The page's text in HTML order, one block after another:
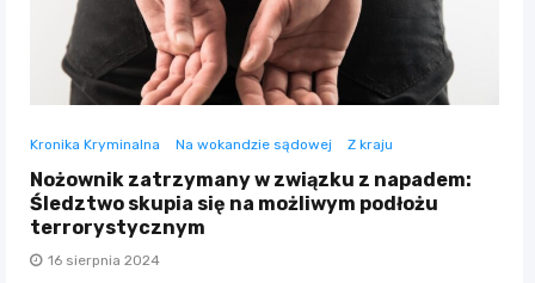
Kronika Kryminalna Na wokandzie sądowej Z kraju
Nożownik zatrzymany w związku z napadem:
Śledztwo skupia się na możliwym podłożu
terrorystycznym
16 sierpnia 2024